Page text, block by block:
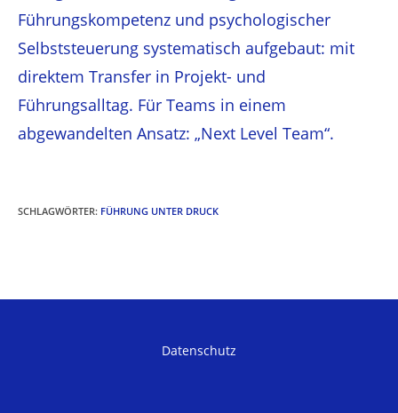
Führungskompetenz und psychologischer
Selbststeuerung systematisch aufgebaut: mit
direktem Transfer in Projekt- und
Führungsalltag. Für Teams in einem
abgewandelten Ansatz: „Next Level Team“.
SCHLAGWÖRTER: FÜHRUNG UNTER DRUCK
Datenschutz